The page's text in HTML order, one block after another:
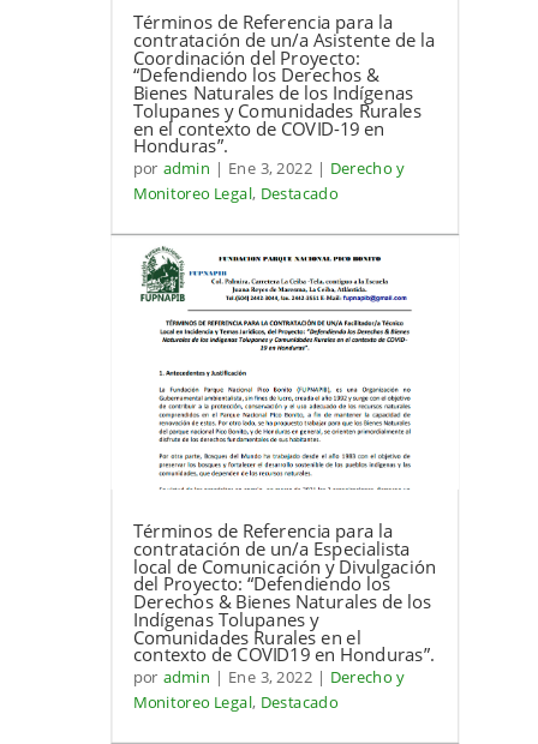
Términos de Referencia para la
contratación de un/a Asistente de la
Coordinación del Proyecto:
“Defendiendo los Derechos &
Bienes Naturales de los Indígenas
Tolupanes y Comunidades Rurales
en el contexto de COVID-19 en
Honduras”.
por admin | Ene 3, 2022| Derecho y
Monitoreo Legal, Destacado
Términos de Referencia para la
contratación de un/a Especialista
local de Comunicación y Divulgación
del Proyecto: “Defendiendo los
Derechos & Bienes Naturales de los
Indígenas Tolupanes y
Comunidades Rurales en el
contexto de COVID19 en Honduras”.
por admin | Ene 3, 2022| Derecho y
Monitoreo Legal, Destacado